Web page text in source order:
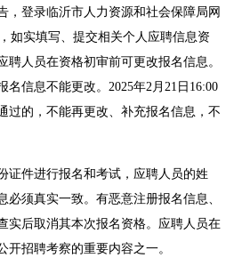
，登录临沂市人力资源和社会保障局网
如实填写、提交相关个人应聘信息资
聘人员在资格初审前可更改报名信息。
名信息不能更改。2025年2月21日16:00
过的，不能再更改、补充报名信息，不
证件进行报名和考试，应聘人员的姓
必须真实一致。有恶意注册报名信息、
实后取消其本次报名资格。应聘人员在
开招聘考察的重要内容之一。